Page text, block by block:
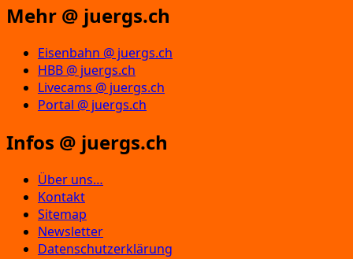
Mehr @ juergs.ch
Eisenbahn @ juergs.ch
HBB @ juergs.ch
Livecams @ juergs.ch
Portal @ juergs.ch
Infos @ juergs.ch
Über uns…
Kontakt
Sitemap
Newsletter
Datenschutzerklärung